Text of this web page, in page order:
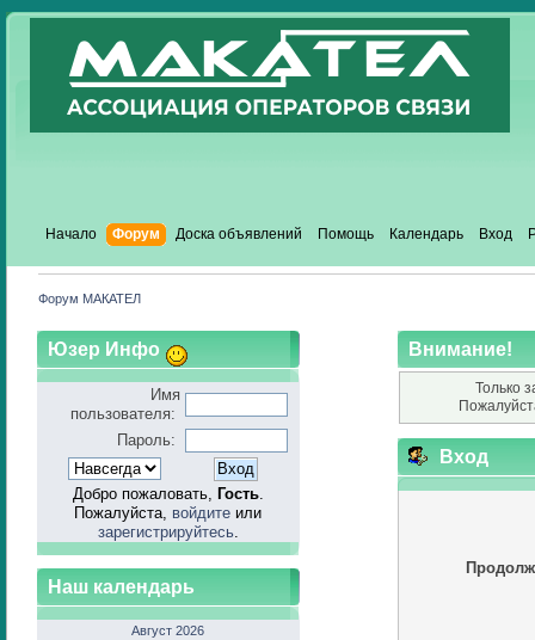
Начало Форум Доска объявлений Помощь Календарь Вход
Форум МАКАТЕЛ
Юзер Инфо
Имя
пользователя:
Пароль:
Добро пожаловать, Гость.
Пожалуйста, войдите или
зарегистрируйтесь.
Наш календарь
Август 2026
Внимание!
Только
Вход